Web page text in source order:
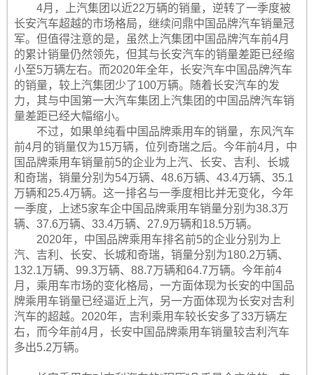
4月，上汽集团以近22万辆的销量，逆转了一季度被
长安汽车超越的市场格局，继续问鼎中国品牌汽车销量冠
军。但值得注意的是，虽然上汽集团中国品牌汽车前4月
的累计销量仍然领先，但其与长安汽车的销量差距已经缩
小至5万辆左右。而2020年全年，长安汽车中国品牌汽车
的销量，较上汽集团少了100万辆。随着长安汽车的发
力，其与中国第一大汽车集团上汽集团的中国品牌汽车销
量差距已经大幅缩小。
不过，如果单纯看中国品牌乘用车的销量，东风汽车
前4月的销量仅为15万辆，位列奇瑞之后。今年前4月，中
国品牌乘用车销量前5的企业为上汽、长安、吉利、长城
和奇瑞，销量分别为54万辆、48.6万辆、43.4万辆、35.1
万辆和25.4万辆。这一排名与一季度相比并无变化，今年
一季度，上述5家车企中国品牌乘用车销量分别为38.3万
辆、37.6万辆、33.4万辆、27.9万辆和18.5万辆。
2020年，中国品牌乘用车排名前5的企业分别为上
汽、吉利、长安、长城和奇瑞，销量分别为180.2万辆、
132.1万辆、99.3万辆、88.7万辆和64.7万辆。今年前4
月，乘用车市场的变化格局，一方面体现为长安的中国品
牌乘用车销量已经逼近上汽，另一方面体现为长安对吉利
汽车的超越。2020年，吉利乘用车较长安多了33万辆左
右，而今年前4月，长安中国品牌乘用车销量较吉利汽车
多出5.2万辆。